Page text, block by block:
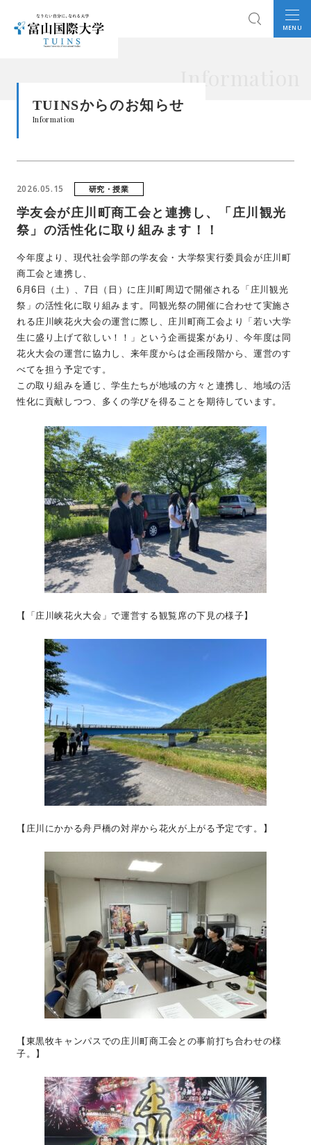
MENU
Information
TUINSからのお知らせ
Information
2026.05.15 研究・授業
学友会が庄川町商工会と連携し、「庄川観光
祭」の活性化に取り組みます！！
今年度より、現代社会学部の学友会・大学祭実行委員会が庄川町
商工会と連携し、
6月6日（土）、7日（日）に庄川町周辺で開催される「庄川観光
祭」の活性化に取り組みます。同観光祭の開催に合わせて実施さ
れる庄川峡花火大会の運営に際し、庄川町商工会より「若い大学
生に盛り上げて欲しい！！」という企画提案があり、今年度は同
花火大会の運営に協力し、来年度からは企画段階から、運営のす
べてを担う予定です。
この取り組みを通じ、学生たちが地域の方々と連携し、地域の活
性化に貢献しつつ、多くの学びを得ることを期待しています。
【「庄川峡花火大会」で運営する観覧席の下見の様子】
【庄川にかかる舟戸橋の対岸から花火が上がる予定です。】
【東黒牧キャンパスでの庄川町商工会との事前打ち合わせの様
子。】